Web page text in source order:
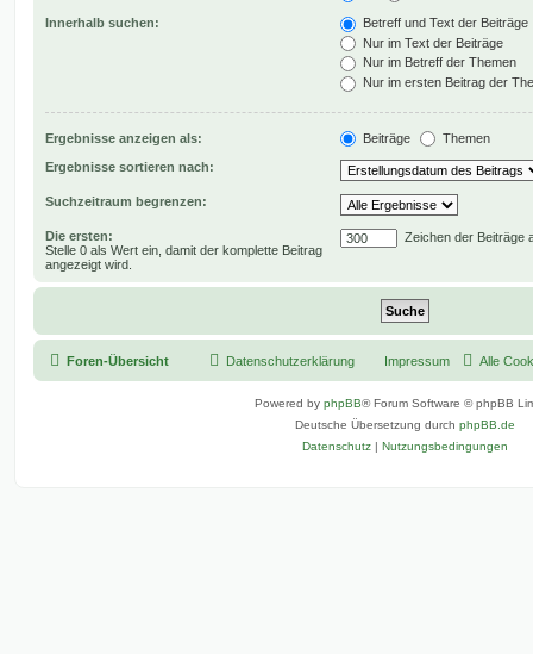
Innerhalb suchen:
Betreff und Text der Beiträge
Nur im Text der Beiträge
Nur im Betreff der Themen
Nur im ersten Beitrag der
Ergebnisse anzeigen als: Beiträge Themen
Ergebnisse sortieren nach:
Suchzeitraum begrenzen:
Die ersten:
Stelle 0 als Wert ein, damit der komplette Beitrag
angezeigt wird.
Zeichen der Beiträge
Foren-Übersicht Alle
Impressum
Datenschutzerklärung
Powered by phpBB® Forum Software © phpBB
Deutsche Übersetzung durch phpBB.de
Datenschutz | Nutzungsbedingungen